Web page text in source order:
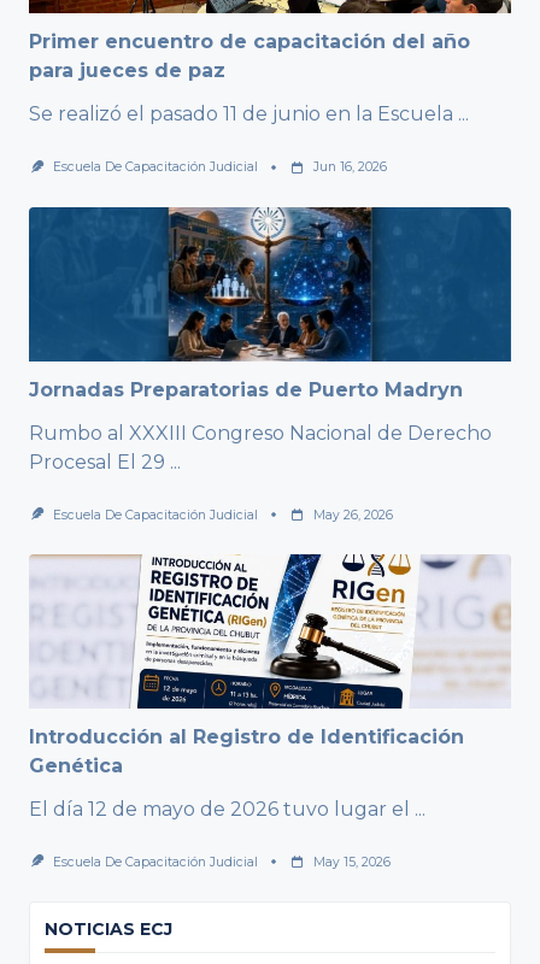
Primer encuentro de capacitación del año
para jueces de paz
Se realizó el pasado 11 de junio en la Escuela ...
Escuela De Capacitación Judicial Jun 16, 2026
Jornadas Preparatorias de Puerto Madryn
Rumbo al XXXIII Congreso Nacional de Derecho
Procesal El 29 ...
Escuela De Capacitación Judicial May 26, 2026
Introducción al Registro de Identificación
Genética
El día 12 de mayo de 2026 tuvo lugar el ...
Escuela De Capacitación Judicial May 15, 2026
NOTICIAS ECJ